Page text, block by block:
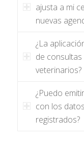
ajusta a mi
nuevas
¿La
de
veterinarios?
¿Puedo
con los
registrados?